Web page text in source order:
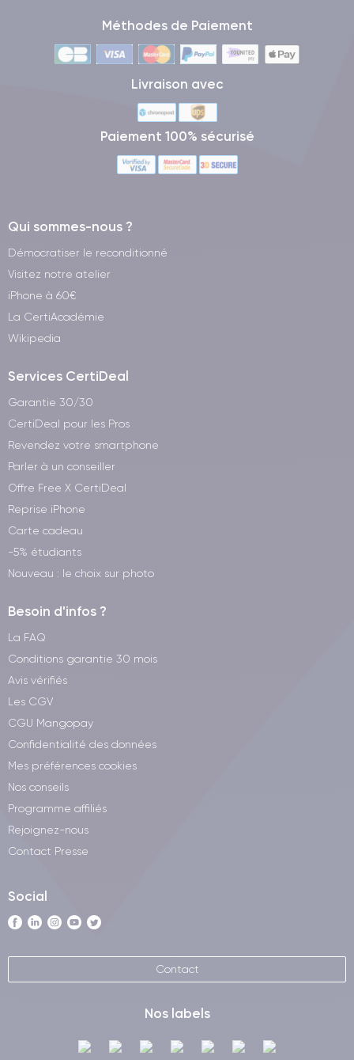
Méthodes de Paiement
Livraison avec
Paiement 100% sécurisé
Qui sommes-nous ?
Démocratiser le reconditionné
Visitez notre atelier
iPhone à 60€
La CertiAcadémie
Wikipedia
Services CertiDeal
Garantie 30/30
CertiDeal pour les Pros
Revendez votre smartphone
Parler à un conseiller
Offre Free X CertiDeal
Reprise iPhone
Carte cadeau
-5% étudiants
Nouveau : le choix sur photo
Besoin d'infos ?
La FAQ
Conditions garantie 30 mois
Avis vérifiés
Les CGV
CGU Mangopay
Confidentialité des données
Mes préférences cookies
Nos conseils
Programme affiliés
Rejoignez-nous
Contact Presse
Social
Contact
Nos labels